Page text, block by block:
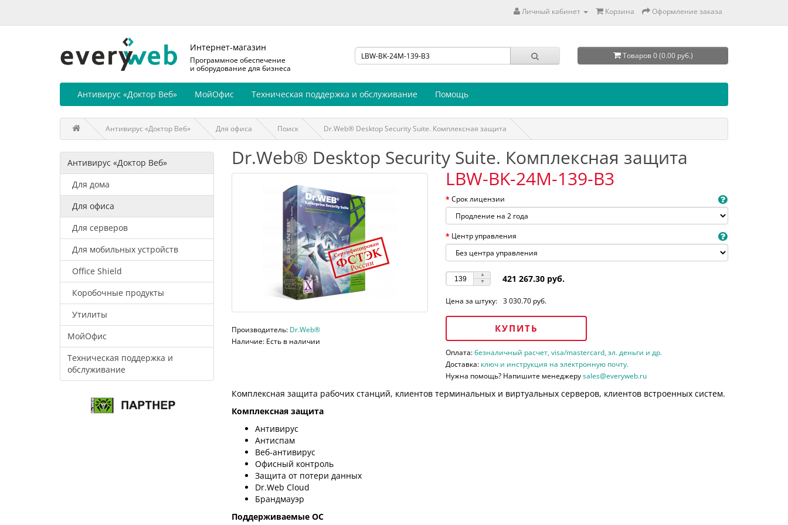
Личный кабинет Корзина Оформление заказа
Интернет-магазин
Программное обеспечение
и оборудование для бизнеса
Товаров 0 (0.00 руб.)
Антивирус «Доктор Веб» МойОфис Техническая поддержка и обслуживание Помощь
Антивирус «Доктор Веб» Для офиса Поиск Dr.Web® Desktop Security Suite. Комплексная защита
Антивирус «Доктор Веб»
Для дома
Для офиса
Для серверов
Для мобильных устройств
Office Shield
Коробочные продукты
Утилиты
МойОфис
Техническая поддержка и
обслуживание
Dr.Web® Desktop Security Suite. Комплексная защита
Производитель: Dr.Web®
Наличие: Есть в наличии
LBW-BK-24M-139-B3
Срок лицензии
Центр управления
421 267.30 руб.
Цена за штуку: 3 030.70 руб.
КУПИТЬ
Оплата:безналичный расчет, visa/mastercard, эл. деньги и др.
Доставка: ключ и инструкция на электронную почту.
Нужна помощь? Напишите менеджеруsales@everyweb.ru
Комплексная защита рабочих станций, клиентов терминальных и виртуальных серверов, клиентов встроенных систем.
Комплексная защита
Антивирус
Антиспам
Веб-антивирус
Офисный контроль
Защита от потери данных
Dr.Web Cloud
Брандмауэр
Поддерживаемые ОС